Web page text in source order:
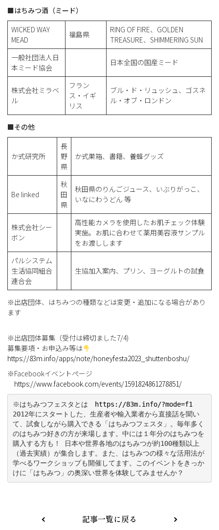
■はちみつ酒（ミード）
WICKED WAY
MEAD
福島県
RING OF FIRE、GOLDEN
TREASURE、SHIMMERING SUN
一般社団法人日
本ミード協会
日本全国の国産ミード
株式会社ミラベ
ル
フラン
ス・イギ
リス
ブル・ド・リュッシュ、ゴスネ
ル・オブ・ロンドン
■その他
か式研究所
長
野
県
か式巣箱、書籍、養蜂グッズ
Be linked
秋
田
県
秋田県のりんごジュース、いぶりがっこ、
いなにわうどん 等
株式会社シー
ボン
高性能カメラを使用したお肌チェック体験
実施。お肌に合わせて薬用美容液サンプル
をお渡しします
パルシステム
生活協同組合
連合会
生協加入案内、プリン、ヨーグルトの試食
※出店団体、はちみつの種類などは変更・追加になる場合があり
ます
※出店団体募集（受付は締切ました7/4)
募集要項・お申込み等は
https://83m.info/apps/note/honeyfesta2023_shuttenboshu/
※Facebookイベントぺージ
https://www.facebook.com/events/1591824861278851/
※はちみつフェスタ とは
https://83m.info/?mode=f1
2012年にスタートした、生産者や輸入業者から直接話を聞い
て、試食しながら購入できる「はちみつフェスタ」。毎年多く
のはちみつ好きの方が来場します。中には１年分のはちみつを
購入する方も！ 日本や世界各地のはちみつが約100種類以上
（過去実績）が集合します。また、はちみつの様々な活用法が
学べるワークショップも開催してます。このイベントをきっか
けに「はちみつ」の奥深い世界を体験してみませんか？
記事一覧に戻る